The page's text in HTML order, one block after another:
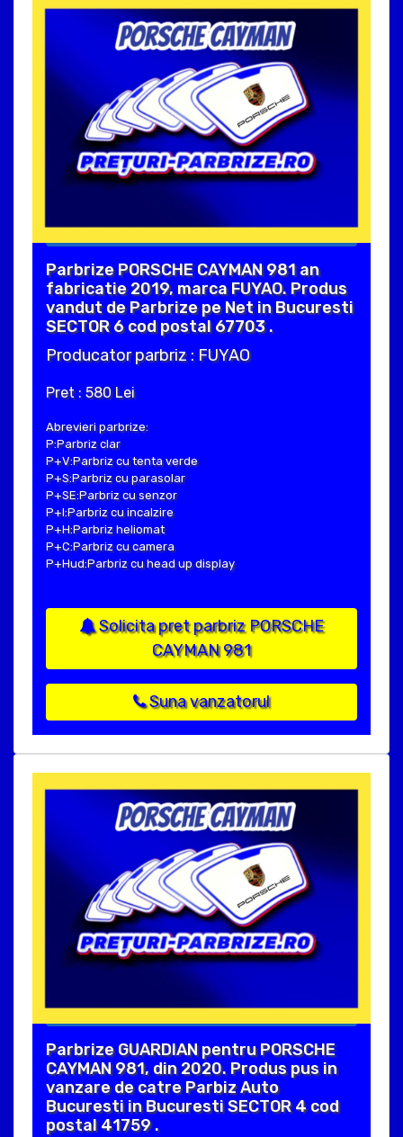
Parbrize PORSCHE CAYMAN 981 an
fabricatie 2019, marca FUYAO. Produs
vandut de Parbrize pe Net in Bucuresti
SECTOR 6 cod postal 67703 .
Producator parbriz : FUYAO
Pret : 580 Lei
Abrevieri parbrize:
P:Parbriz clar
P+V:Parbriz cu tenta verde
P+S:Parbriz cu parasolar
P+SE:Parbriz cu senzor
P+I:Parbriz cu incalzire
P+H:Parbriz heliomat
P+C:Parbriz cu camera
P+Hud:Parbriz cu head up display
Solicita pret parbriz PORSCHE
CAYMAN 981
Suna vanzatorul
Parbrize GUARDIAN pentru PORSCHE
CAYMAN 981, din 2020. Produs pus in
vanzare de catre Parbiz Auto
Bucuresti in Bucuresti SECTOR 4 cod
postal 41759 .